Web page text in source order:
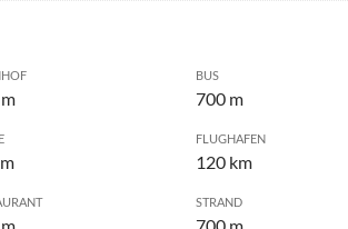
BUS
700 m
FLUGHAFEN
120 km
STRAND